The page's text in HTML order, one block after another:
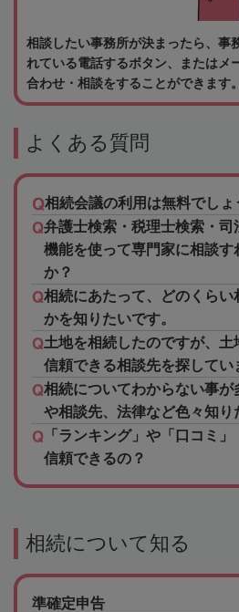
相談したい事務所が決まったら、事
れている電話するボタン、またはメ
合わせ・相談をすることができます。
よくある質問
相続会議の利用は無料でしょ
弁護士検索・税理士検索・司
機能を使って専門家に相談す
か？
相続にあたって、どのくらい
かを知りたいです。
土地を相続したのですが、土
信頼できる相談先を探してい
相続についてわからない事が
や相談先、法律など色々知り
「ランキング」や「口コミ
信頼できるの？
相続について知る
準確定申告